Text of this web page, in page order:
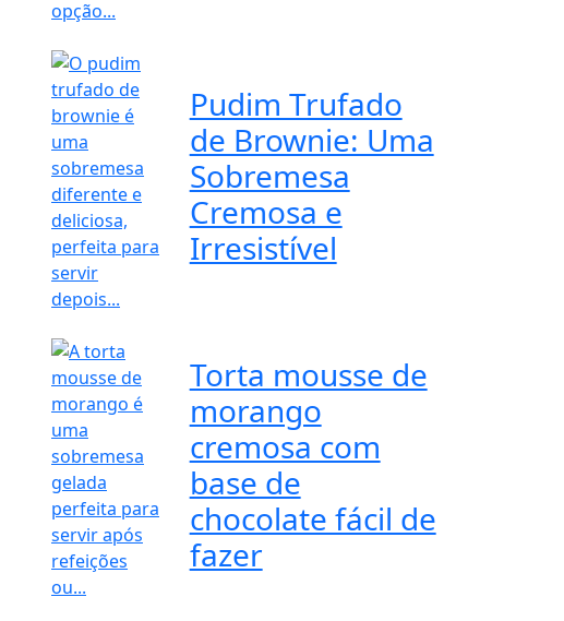
Pudim Trufado
de Brownie: Uma
Sobremesa
Cremosa e
Irresistível
Torta mousse de
morango
cremosa com
base de
chocolate fácil de
fazer